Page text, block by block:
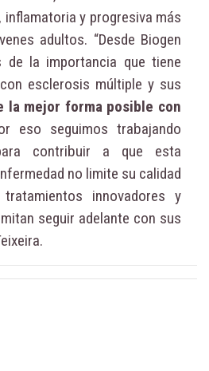
inflamatoria y progresiva más
adultos. “Desde Biogen
de la importancia que tiene
esclerosis múltiple y sus
la mejor forma posible con
eso seguimos trabajando
contribuir a que esta
no limite su calidad
innovadores y
seguir adelante con sus